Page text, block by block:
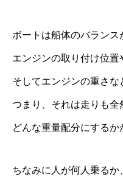
ボートは船体のバランス
エンジンの取り付け位置
そしてエンジンの重さな
つまり、それは走りも全
どんな重量配分にするか
ちなみに人が何人乗るか